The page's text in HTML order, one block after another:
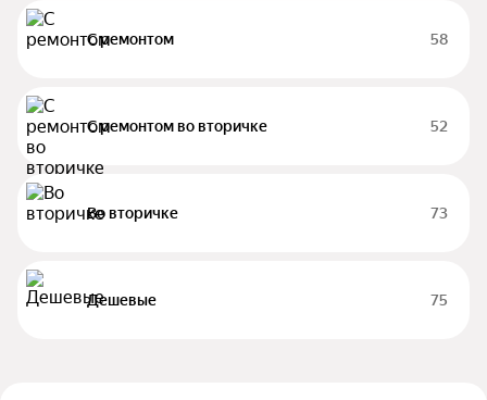
С ремонтом 58
С ремонтом во вторичке 52
Во вторичке 73
Дешевые 75